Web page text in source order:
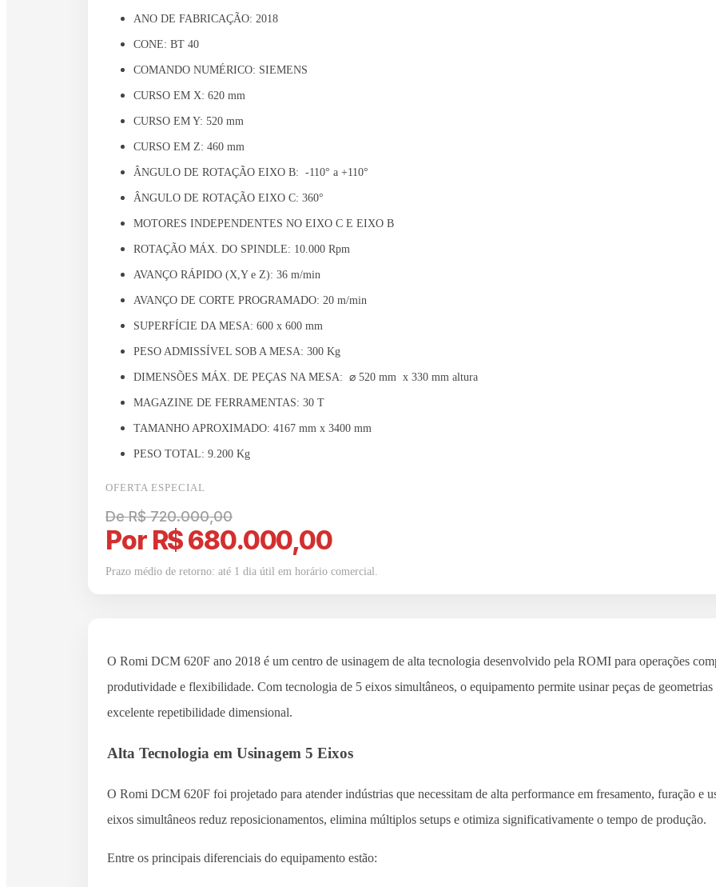
ANO DE FABRICAÇÃO: 2018
CONE: BT 40
COMANDO NUMÉRICO: SIEMENS
CURSO EM X: 620 mm
CURSO EM Y: 520 mm
CURSO EM Z: 460 mm
ÂNGULO DE ROTAÇÃO EIXO B: -110° a +110°
ÂNGULO DE ROTAÇÃO EIXO C: 360°
MOTORES INDEPENDENTES NO EIXO C E EIXO B
ROTAÇÃO MÁX. DO SPINDLE: 10.000 Rpm
AVANÇO RÁPIDO (X,Y e Z): 36 m/min
AVANÇO DE CORTE PROGRAMADO: 20 m/min
SUPERFÍCIE DA MESA: 600 x 600 mm
PESO ADMISSÍVEL SOB A MESA: 300 Kg
DIMENSÕES MÁX. DE PEÇAS NA MESA: ⌀ 520 mm x 330 mm altura
MAGAZINE DE FERRAMENTAS: 30 T
TAMANHO APROXIMADO: 4167 mm x 3400 mm
PESO TOTAL: 9.200 Kg
OFERTA ESPECIAL
De R$ 720.000,00
Por R$ 680.000,00
Prazo médio de retorno: até 1 dia útil em horário comercial.
O Romi DCM 620F ano 2018 é um centro de usinagem de alta tecnologia desenvolvido pela ROMI para operações
produtividade e flexibilidade. Com tecnologia de 5 eixos simultâneos, o equipamento permite usinar peças de
excelente repetibilidade dimensional.
Alta Tecnologia em Usinagem 5 Eixos
O Romi DCM 620F foi projetado para atender indústrias que necessitam de alta performance em fresamento, furação e
eixos simultâneos reduz reposicionamentos, elimina múltiplos setups e otimiza significativamente o tempo de produção.
Entre os principais diferenciais do equipamento estão: